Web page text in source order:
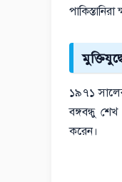
১৯৭১ সালের
বঙ্গবন্ধু
করেন।